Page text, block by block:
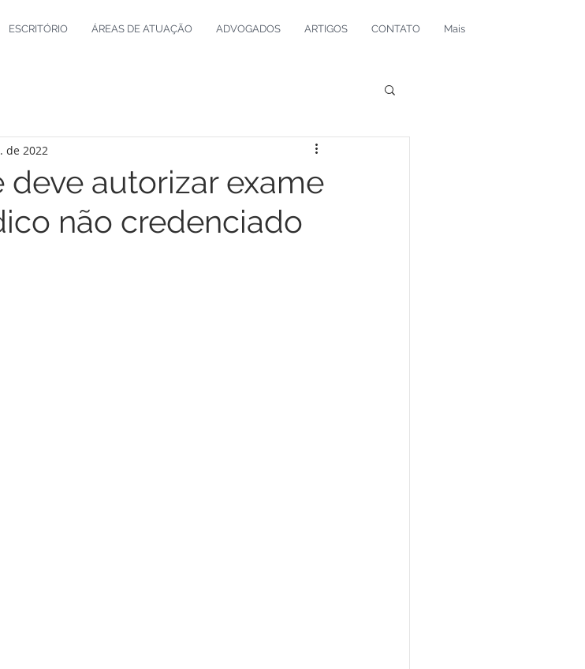
ESCRITÓRIO ÁREAS DE ATUAÇÃO ADVOGADOS ARTIGOS CONTATO Mais
autorizar exame
não credenciado
de 2022